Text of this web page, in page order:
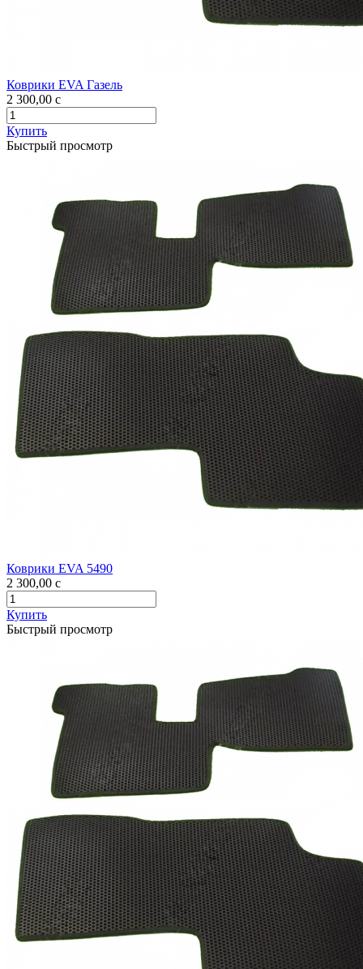
Коврики EVA Газель
2 300,00 c
Купить
Быстрый просмотр
Коврики EVA 5490
2 300,00 c
Купить
Быстрый просмотр